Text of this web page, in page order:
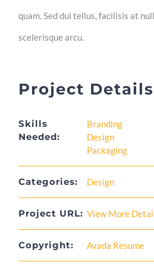
quam. Sed dui tellus, facilisis at
scelerisque arcu.
Project Details
Skills
Needed:
Branding
Design
Packaging
Categories: Design
Project URL: View More
Copyright: Avada Resume